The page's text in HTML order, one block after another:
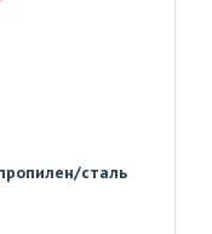
сталь